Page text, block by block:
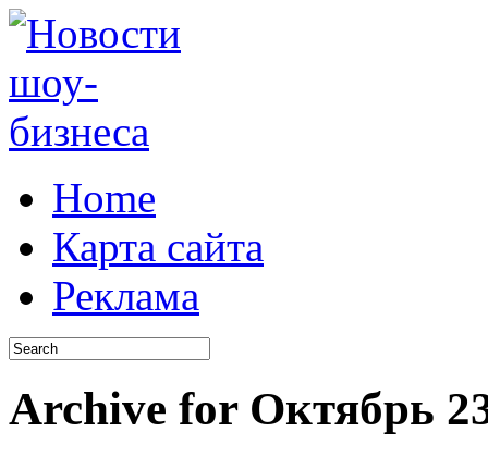
Home
Карта сайта
Реклама
Archive for Октябрь